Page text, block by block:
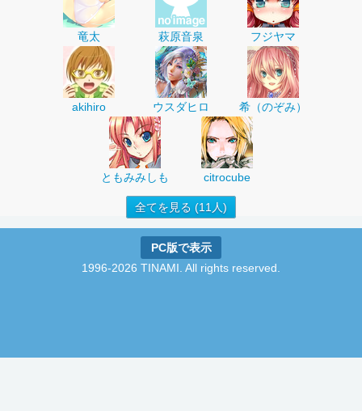
竜太 萩原音泉 フジヤマ
akihiro ウスダヒロ 希（のぞみ）
ともみみしも citrocube
全てを見る (11人)
PC版で表示
1996-2026 TINAMI. All rights reserved.